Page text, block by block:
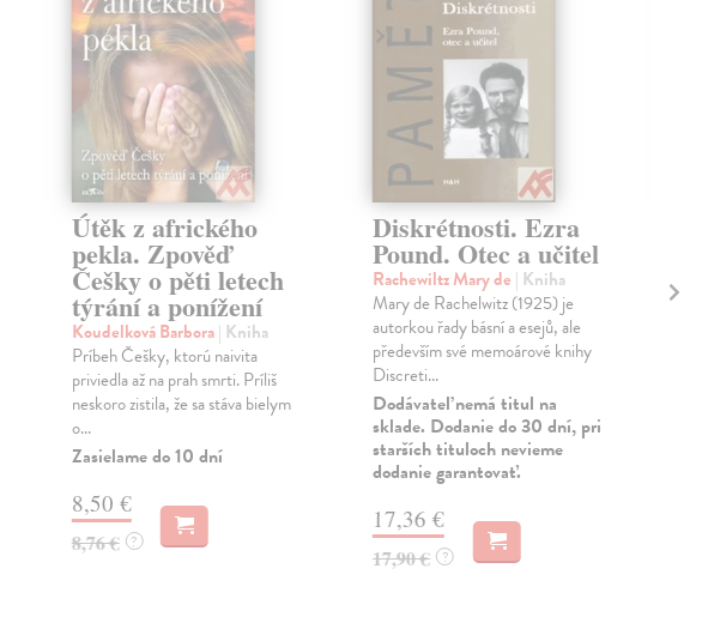
Útěk z afrického
pekla. Zpověď
Češky o pěti letech
týrání a ponížení
Koudelková Barbora| Kniha
Príbeh Češky, ktorú naivita
priviedla až na prah smrti. Príliš
neskoro zistila, že sa stáva bielym
o...
Zasielame do 10 dní
8,50 €
8,76 € ?
Diskrétnosti. Ezra
Pound. Otec a učitel
Rachewiltz Mary de | Kniha
Mary de Rachelwitz (1925) je
autorkou řady básní a esejů, ale
především své memoárové knihy
Discreti...
Dodávateľ nemá titul na
sklade. Dodanie do 30 dní, pri
starších tituloch nevieme
dodanie garantovať.
17,36 €
17,90 € ?